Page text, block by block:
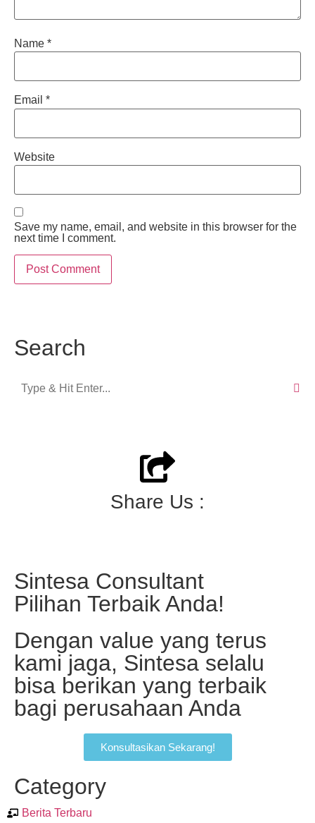
Name *
Email *
Website
Save my name, email, and website in this browser for the
next time I comment.
Search
Share Us :
Sintesa Consultant
Pilihan Terbaik Anda!
Dengan value yang terus
kami jaga, Sintesa selalu
bisa berikan yang terbaik
bagi perusahaan Anda
Konsultasikan Sekarang!
Category
Berita Terbaru